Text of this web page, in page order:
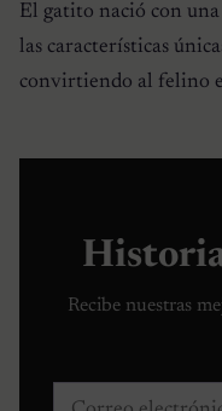
El gatito nació con
las características
convirtiendo al felino
Recibe nuestras
Correo electrónico